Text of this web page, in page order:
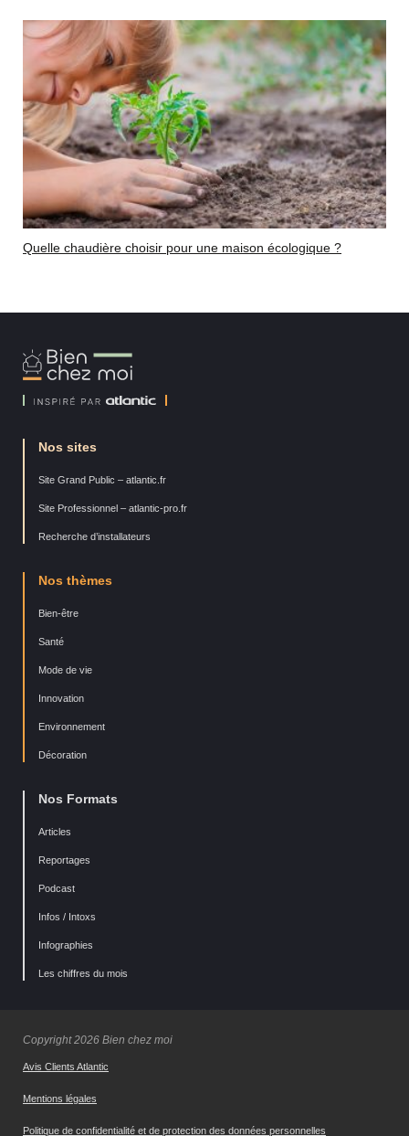
Quelle chaudière choisir pour une maison écologique ?
Bien
Chez
Nos sites
Site Grand Public – atlantic.fr
Site Professionnel – atlantic-pro.fr
Recherche d’installateurs
Nos thèmes
Bien-être
Santé
Mode de vie
Innovation
Environnement
Décoration
Nos Formats
Articles
Reportages
Podcast
Infos / Intoxs
Infographies
Les chiffres du mois
Copyright 2026 Bien chez moi
Avis Clients Atlantic
Mentions légales
Politique de confidentialité et de protection des données personnelles